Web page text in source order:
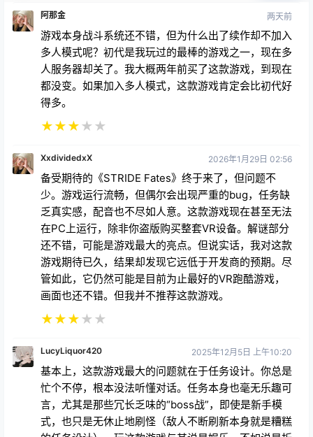
阿那金 两天前
游戏本身战斗系统还不错，但为什么出了续作却不加入
多人模式呢？初代是我玩过的最棒的游戏之一，现在多
人服务器却关了。我大概两年前买了这款游戏，到现在
都没变。如果加入多人模式，这款游戏肯定会比初代好
得多。
★★★★ ★
XxdividedxX 2026年1月29日 02:56
备受期待的《STRIDE Fates》终于来了，但问题不
少。游戏运行流畅，但偶尔会出现严重的bug，任务缺
乏真实感，配音也不尽如人意。这款游戏现在甚至无法
在PC上运行，除非你盗版购买整套VR设备。解谜部分
还不错，可能是游戏最大的亮点。但说实话，我对这款
游戏期待已久，结果却发现它远低于开发商的预期。尽
管如此，它仍然可能是目前为止最好的VR跑酷游戏，
画面也还不错。但我并不推荐这款游戏。
★★★★ ★
LucyLiquor420 2025年12月5日 上午10:20
基本上，这款游戏最大的问题就在于任务设计。你总是
忙个不停，根本没法听懂对话。任务本身也毫无乐趣可
言，尤其是那些冗长乏味的“boss战”，即使是新手模
式，也只是无休止地刷怪（敌人不断刷新本身就是糟糕